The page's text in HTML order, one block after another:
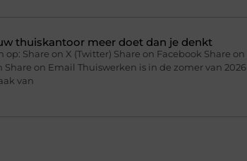
thuiskantoor meer doet dan je denkt
Share on X (Twitter) Share on Facebook Share on
on Email Thuiswerken is in de zomer van 2026
van